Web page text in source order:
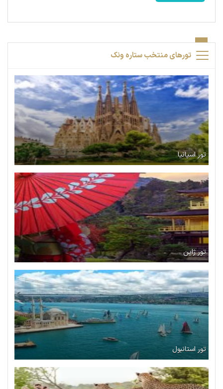
تورهای منتخب ستاره ونک
تور اسپانیا
تور ژاپن
تور استانبول